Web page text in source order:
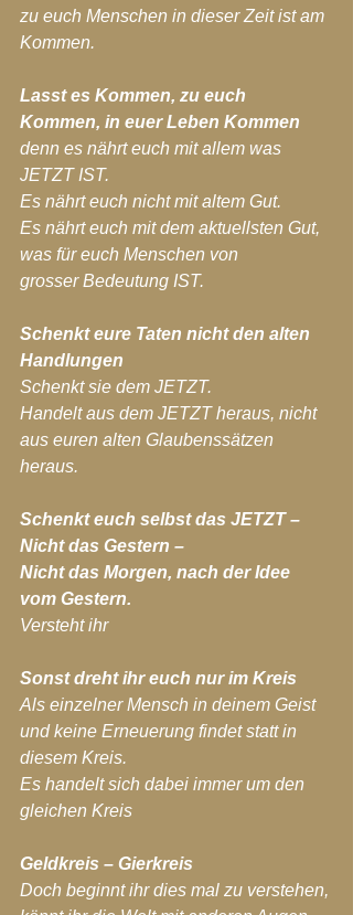
zu euch Menschen in dieser Zeit ist am
Kommen.
Lasst es Kommen, zu euch
Kommen, in euer Leben Kommen
denn es nährt euch mit allem was
JETZT IST.
Es nährt euch nicht mit altem Gut.
Es nährt euch mit dem aktuellsten Gut,
was für euch Menschen von
grosser Bedeutung IST.
Schenkt eure Taten nicht den alten
Handlungen
Schenkt sie dem JETZT.
Handelt aus dem JETZT heraus, nicht
aus euren alten Glaubenssätzen
heraus.
Schenkt euch selbst das JETZT –
Nicht das Gestern –
Nicht das Morgen, nach der Idee
vom Gestern.
Versteht ihr
Sonst dreht ihr euch nur im Kreis
Als einzelner Mensch in deinem Geist
und keine Erneuerung findet statt in
diesem Kreis.
Es handelt sich dabei immer um den
gleichen Kreis
Geldkreis – Gierkreis
Doch beginnt ihr dies mal zu verstehen,